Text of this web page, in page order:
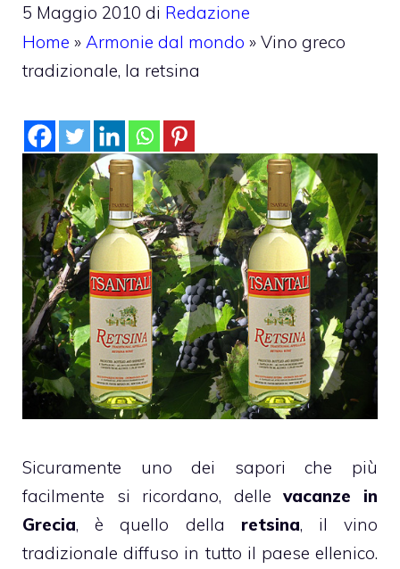
5 Maggio 2010 di Redazione
Home » Armonie dal mondo » Vino greco
tradizionale, la retsina
Sicuramente uno dei sapori che più
facilmente si ricordano, dellevacanze in
Grecia, è quello della retsina, il vino
tradizionale diffuso in tutto il paese ellenico.